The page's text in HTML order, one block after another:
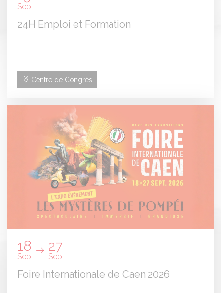
Sep
24H Emploi et Formation
Centre de Congrès
18
Sep
27
Sep
Foire Internationale de Caen 2026